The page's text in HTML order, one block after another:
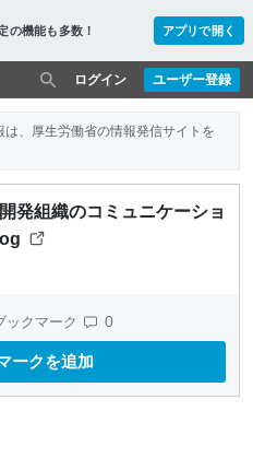
の機能も多数！ アプリで開く
ユーザー登録
ログイン
、厚生労働省の情報発信サイトを
発組織のコミュニケーショ
ックマーク 0
ークを追加